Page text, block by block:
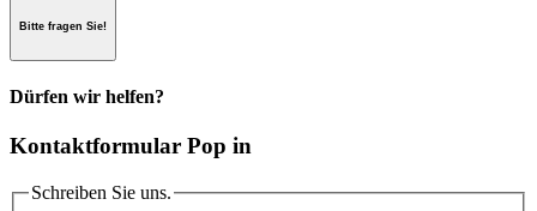
sviluppiamo
lo
scopo
una
unica
Bitte fragen Sie!
Dürfen wir helfen?
Kontaktformular Pop in
Schreiben Sie uns.